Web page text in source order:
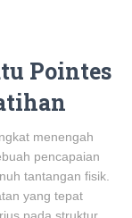
Pointes
menengah
pencapaian
tantangan fisik.
yang tepat